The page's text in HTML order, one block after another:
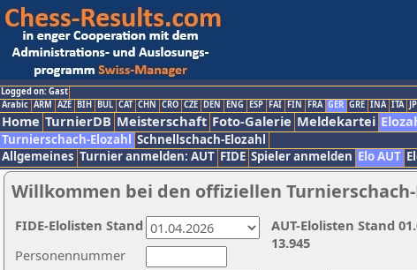
Logged on: Gast
Arabic ARM AZE BIH BUL CAT CHN CRO CZE DEN ENG ESP FAI FIN FRA GER GRE INA ITA
Home TurnierDB Meisterschaft Foto-Galerie Meldekartei
Turnierschach-Elozahl Schnellschach-Elozahl
Allgemeines Turnier anmelden: AUT FIDE Spieler anmelden Elo AUT
Willkommen bei den offiziellen Turnierschach-
Personennummer
AUT-Elolisten Stand
13.945
FIDE-Elolisten Stand